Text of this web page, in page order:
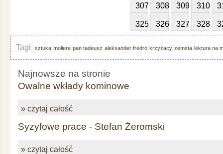
307 308 309 310
325 326 327 328
Tagi: sztuka moliere pan tadeusz aleksander fredro krzyżacy zemsta lektura na
Najnowsze na stronie
Owalne wkłady kominowe
» czytaj całość
Syzyfowe prace - Stefan Żeromski
» czytaj całość